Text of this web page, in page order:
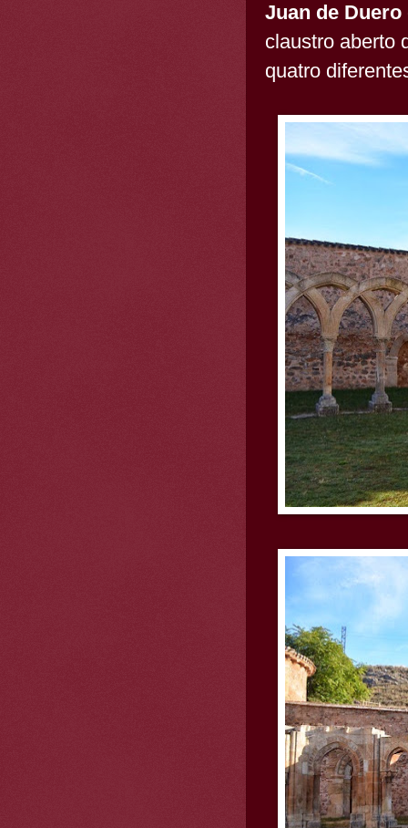
Juan de Duero
claustro aberto
quatro